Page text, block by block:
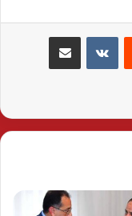
مشاركة عبر البريد